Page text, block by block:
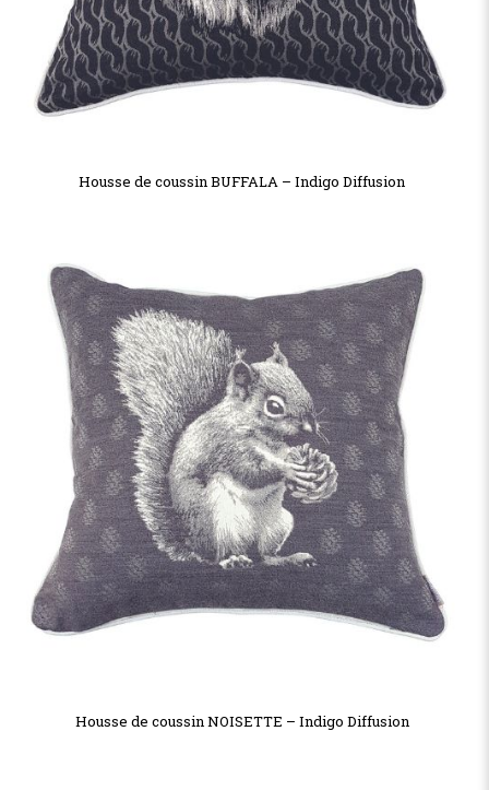
Housse de coussin BUFFALA – Indigo Diffusion
Housse de coussin NOISETTE – Indigo Diffusion